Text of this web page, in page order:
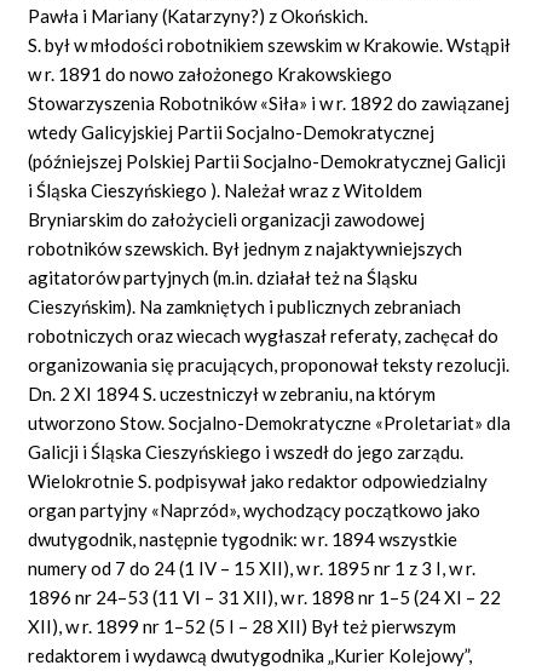
DYSKUSJA
Mapa
Pawła i Mariany (Katarzyny?) z Okońskich.
S. był w młodości robotnikiem szewskim w Krakowie. Wstąpił
w r. 1891 do nowo założonego Krakowskiego
Stowarzyszenia Robotników «Siła» i w r. 1892 do zawiązanej
wtedy Galicyjskiej Partii Socjalno-Demokratycznej
(późniejszej Polskiej Partii Socjalno-Demokratycznej Galicji
i Śląska Cieszyńskiego ). Należał wraz z Witoldem
Bryniarskim do założycieli organizacji zawodowej
robotników szewskich. Był jednym z najaktywniejszych
agitatorów partyjnych (m.in. działał też na Śląsku
Cieszyńskim). Na zamkniętych i publicznych zebraniach
robotniczych oraz wiecach wygłaszał referaty, zachęcał do
organizowania się pracujących, proponował teksty rezolucji.
Dn. 2 XI 1894 S. uczestniczył w zebraniu, na którym
utworzono Stow. Socjalno-Demokratyczne «Proletariat» dla
Galicji i Śląska Cieszyńskiego i wszedł do jego zarządu.
Wielokrotnie S. podpisywał jako redaktor odpowiedzialny
organ partyjny «Naprzód», wychodzący początkowo jako
dwutygodnik, następnie tygodnik: w r. 1894 wszystkie
numery od 7 do 24 (1 IV – 15 XII), w r. 1895 nr 1 z 3 I, w r.
1896 nr 24–53 (11 VI – 31 XII), w r. 1898 nr 1–5 (24 XI – 22
XII), w r. 1899 nr 1–52 (5 I – 28 XII) Był też pierwszym
redaktorem i wydawcą dwutygodnika „Kurier Kolejowy”,